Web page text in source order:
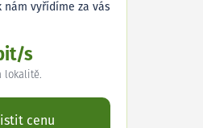
nám vyřídíme za vás
s
lokalitě.
cenu